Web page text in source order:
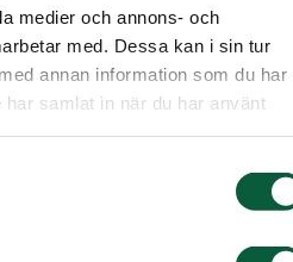
medier och annons- och
med. Dessa kan i sin tur
annan information som du har
samlat in när du har använt
något innehåll från
sammanhang utan ett
och skriftligt godkännande
att du inte får
sälja, licensiera eller på
för annat än